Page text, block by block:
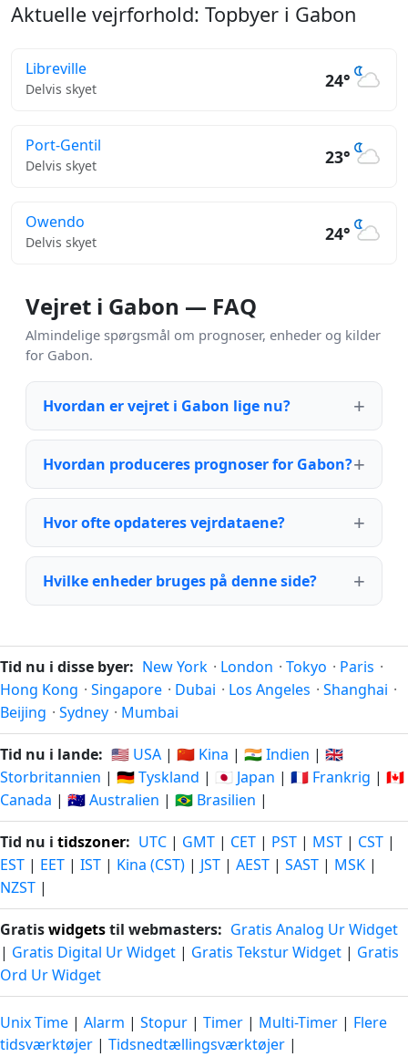
Aktuelle vejrforhold: Topbyer i Gabon
Libreville
Delvis skyet 24°
Port-Gentil
Delvis skyet 23°
Owendo
Delvis skyet 24°
Vejret i Gabon — FAQ
Almindelige spørgsmål om prognoser, enheder og kilder
for Gabon.
Hvordan er vejret i Gabon lige nu?
Hvordan produceres prognoser for Gabon?
Hvor ofte opdateres vejrdataene?
Hvilke enheder bruges på denne side?
Tid nu i disse byer: New York · London · Tokyo · Paris ·
Hong Kong · Singapore · Dubai · Los Angeles · Shanghai ·
Beijing · Sydney · Mumbai
Tid nu i lande: 🇺🇸 USA | 🇨🇳 Kina | 🇮🇳 Indien | 🇬🇧
Storbritannien | 🇩🇪 Tyskland | 🇯🇵 Japan | 🇫🇷 Frankrig | 🇨🇦
Canada | 🇦🇺 Australien | 🇧🇷 Brasilien |
Tid nu i tidszoner: UTC | GMT | CET | PST | MST | CST |
EST | EET | IST | Kina (CST) | JST | AEST | SAST | MSK |
NZST |
Gratiswidgetstil webmasters: Gratis Analog Ur Widget
| Gratis Digital Ur Widget | Gratis Tekstur Widget | Gratis
Ord Ur Widget
Unix Time | Alarm | Stopur | Timer | Multi-Timer | Flere
tidsværktøjer | Tidsnedtællingsværktøjer |